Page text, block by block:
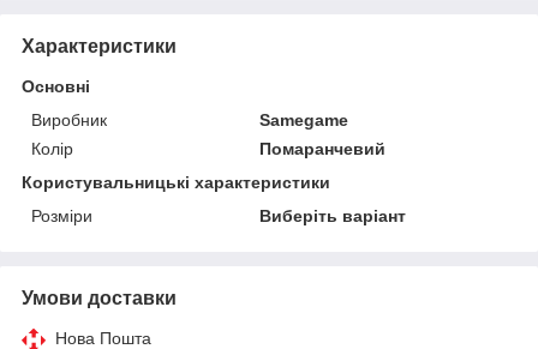
Характеристики
Основні
Виробник
Samegame
Колір
Помаранчевий
Користувальницькі характеристики
Розміри
Виберіть варіант
Умови доставки
Нова Пошта